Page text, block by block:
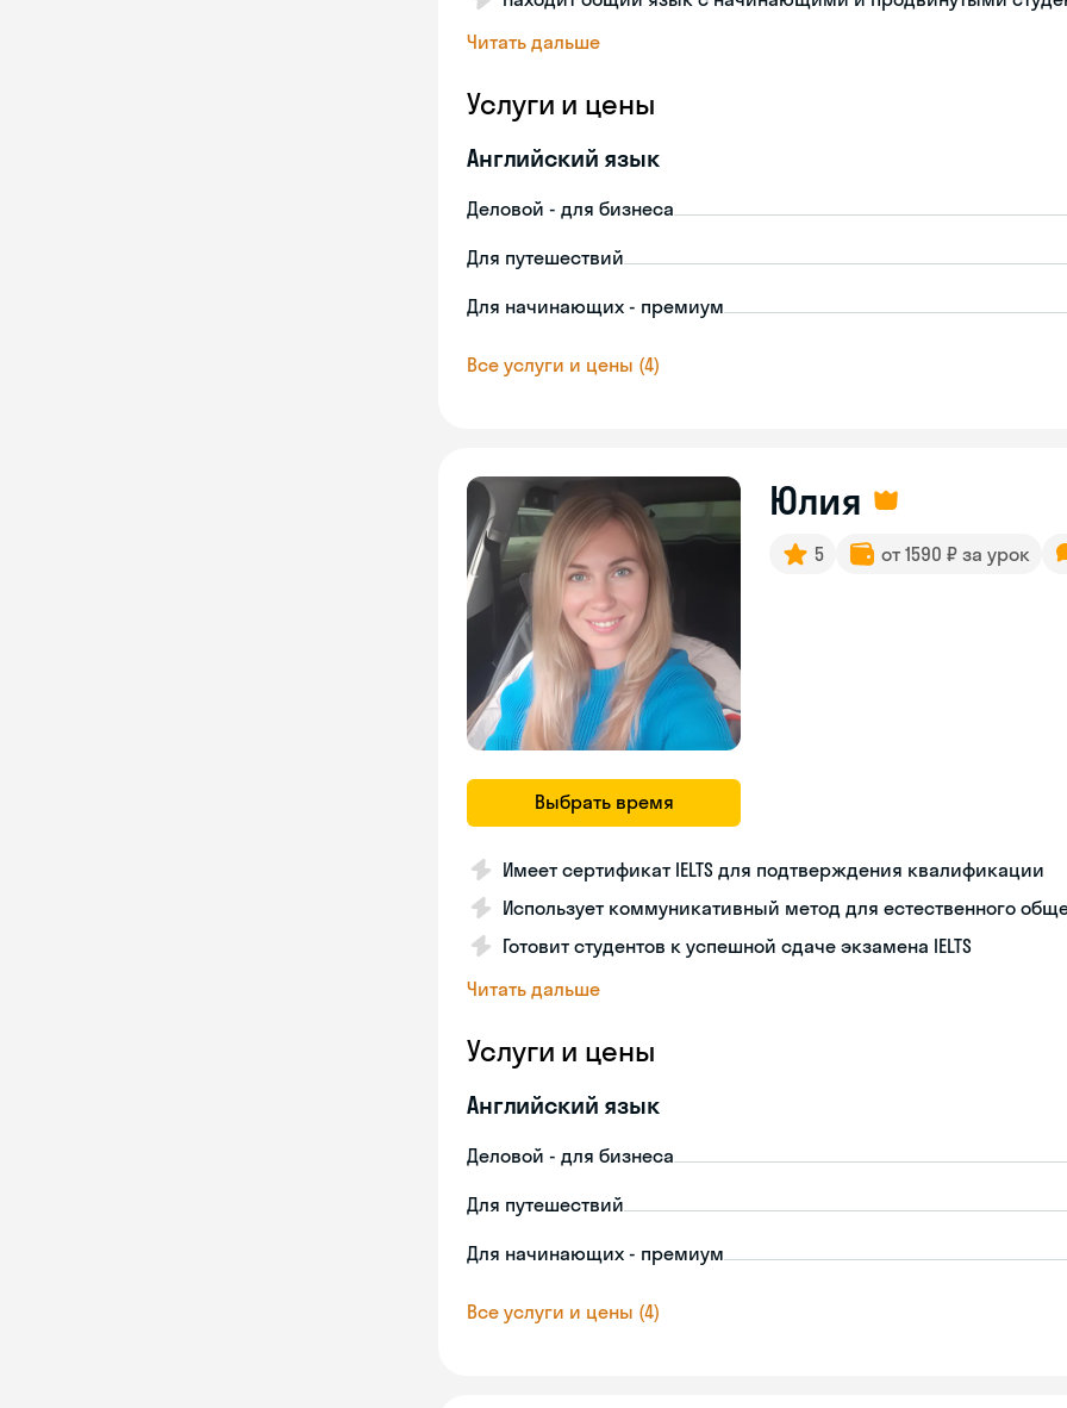
Читать дальше
Услуги и цены
Английский язык
Деловой - для бизнеса
Для путешествий
Для начинающих - премиум
Все услуги и цены (4)
Выбрать время
Юлия
5 от 1590 ₽ за урок
Имеет сертификат IELTS для подтверждения квалификации
Использует коммуникативный метод для естественного
Готовит студентов к успешной сдаче экзамена IELTS
Читать дальше
Услуги и цены
Английский язык
Деловой - для бизнеса
Для путешествий
Для начинающих - премиум
Все услуги и цены (4)